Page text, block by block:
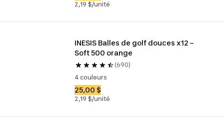
2,19 $/unité
INESIS Balles de golf douces x12 –
Soft 500 orange
(690)
4 couleurs
25,00 $
2,19 $/unité